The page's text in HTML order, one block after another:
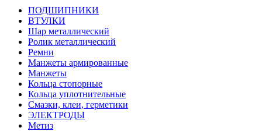
ПОДШИПНИКИ
ВТУЛКИ
Шар металлический
Ролик металлический
Ремни
Манжеты армированные
Манжеты
Кольца стопорные
Кольца уплотнительные
Смазки, клеи, герметики
ЭЛЕКТРОДЫ
Метиз